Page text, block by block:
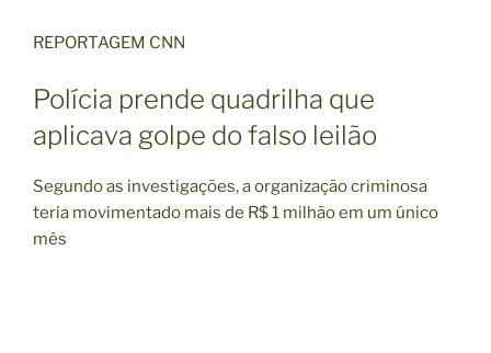
REPORTAGEM CNN
Polícia prende quadrilha que
aplicava golpe do falso leilão
Segundo as investigações, a organização criminosa
teria movimentado mais de R$ 1 milhão em um único
mês